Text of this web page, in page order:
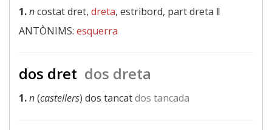
1.ncostat dret, dreta, estribord, part dreta ‖
ANTÒNIMS: esquerra
dos dret dos dreta
1.n(castellers) dos tancatdos tancada